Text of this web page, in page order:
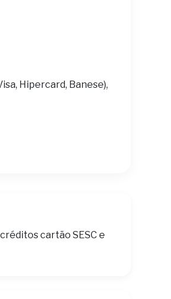
Hipercard, Banese),
cartão SESC e